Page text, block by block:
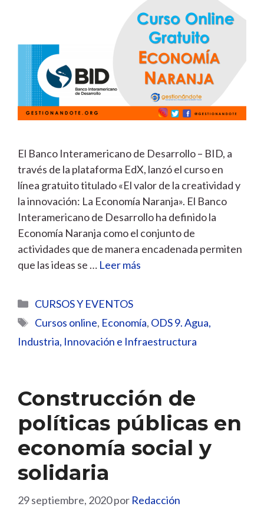
El Banco Interamericano de Desarrollo – BID, a
través de la plataforma EdX, lanzó el curso en
línea gratuito titulado «El valor de la creatividad y
la innovación: La Economía Naranja». El Banco
Interamericano de Desarrollo ha definido la
Economía Naranja como el conjunto de
actividades que de manera encadenada permiten
que las ideas se … Leer más
Categorías
CURSOS Y EVENTOS
Etiquetas
Cursos online, Economía, ODS 9. Agua,
Industria, Innovación e Infraestructura
Construcción de
políticas públicas en
economía social y
solidaria
29 septiembre, 2020por Redacción